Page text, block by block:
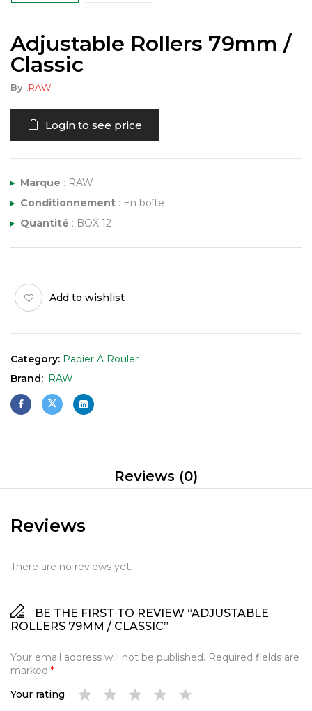
Adjustable Rollers 79mm /
Classic
By .RAW
Login to see price
Marque : RAW
Conditionnement : En boîte
Quantité : BOX 12
Add to wishlist
Category: Papier À Rouler
Brand: .RAW
Reviews (0)
Reviews
There are no reviews yet.
BE THE FIRST TO REVIEW “ADJUSTABLE
ROLLERS 79MM / CLASSIC”
Your email address will not be published. Required fields are
marked *
Your rating